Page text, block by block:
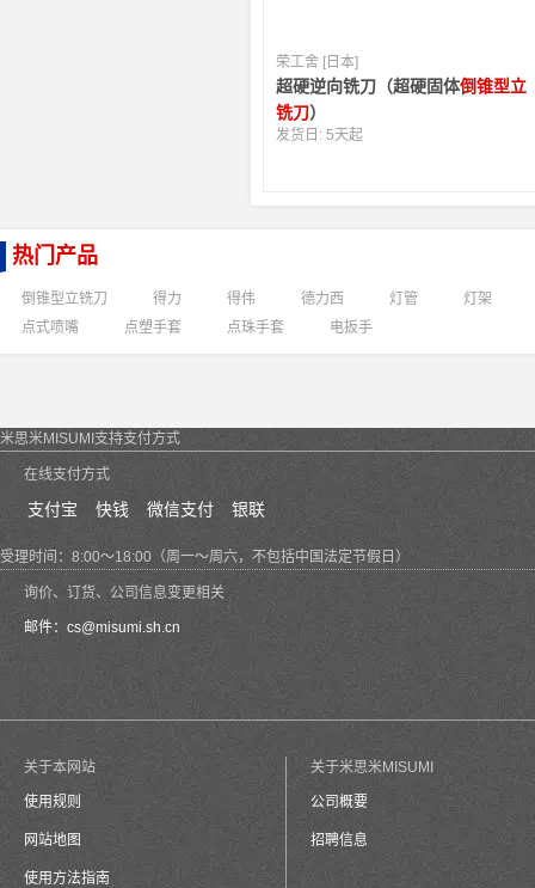
荣工舍 [日本]
超硬逆向铣刀（超硬固体倒锥型立
铣刀）
发货日:5天起
热门产品
倒锥型立铣刀 得力 得伟 德力西 灯管
灯架
点式喷嘴
点塑手套 点珠手套 电扳手
米思米MISUMI支持支付方式
在线支付方式
支付宝 快钱 微信支付 银联
受理时间：8:00～18:00（周一～周六，不包括中国法定节假日）
询价、订货、公司信息变更相关
邮件： cs@misumi.sh.cn
关于本网站
使用规则
网站地图
使用方法指南
关于米思米MISUMI
公司概要
招聘信息